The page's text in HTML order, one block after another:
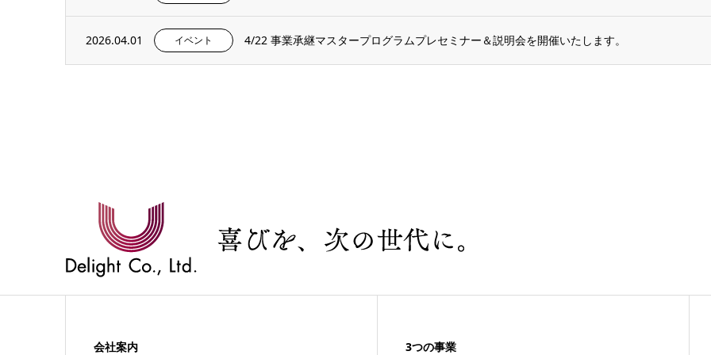
2026.04.01 イベント 4/22 事業承継マスタープログラムプレセミナー＆説明会を開催いたします。
会社案内 3つの事業